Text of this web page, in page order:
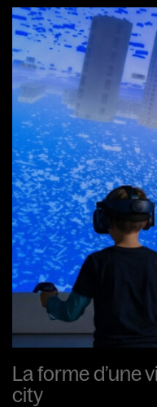
La forme d’une
city